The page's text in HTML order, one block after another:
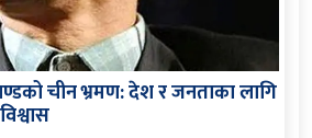
चीन भ्रमण: देश र जनताका लागि